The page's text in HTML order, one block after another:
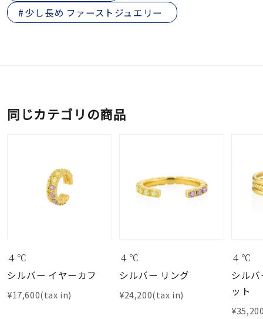
少し長め ファーストジュエリー
同じカテゴリの商品
４℃
シルバー イヤーカフ
¥17,600(tax in)
４℃
シルバー リング
¥24,200(tax in)
４℃
シル
ット